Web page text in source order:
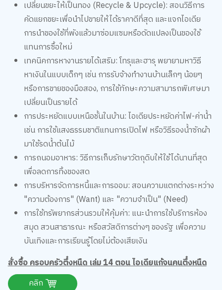
การนำของใช้ที่พังแล้วมาซ่อมแซมหรือดัดแปลงเป็นของใช้
แทนการซื้อใหม่
เทคนิคการหางานรายได้เสริม: โทรุและฮารุ พยายามหาวิธี
หาเงินในแบบเด็กๆ เช่น การรับจ้างทำงานบ้านเล็กๆ น้อยๆ
หรือการขายของมือสอง, การใช้ทักษะความสามารถพิเศษมา
เปลี่ยนเป็นรายได้
การประหยัดแบบเหนือชั้นในบ้าน: ไอเดียประหยัดค่าไฟ-ค่าน้ำ
เช่น การใช้แสงธรรมชาติแทนการเปิดไฟ หรือวิธีรองน้ำซักผ้า
มาใช้รดน้ำต้นไม้
การถนอมอาหาร: วิธีการเก็บรักษาวัตถุดิบให้ใช้ได้นานที่สุด
เพื่อลดการทิ้งของสด
การบริหารจัดการหนี้และการออม: สอนความแตกต่างระหว่าง
"ความต้องการ" (Want) และ "ความจำเป็น" (Need)
การใช้ทรัพยากรส่วนรวมให้คุ้มค่า: แนะนำการใช้บริการห้อง
สมุด สวนสาธารณะ หรือสวัสดิการต่างๆ ของรัฐ เพื่อความ
บันเทิงและการเรียนรู้โดยไม่ต้องเสียเงิน
สั่งซื้อ ครอบครัวตึ๋งหนืด เล่ม 14 ตอน ไอเดียแก้จนคนตึ๋งหนืด
คลิก